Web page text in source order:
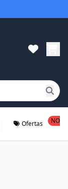
Ofertas NOVO